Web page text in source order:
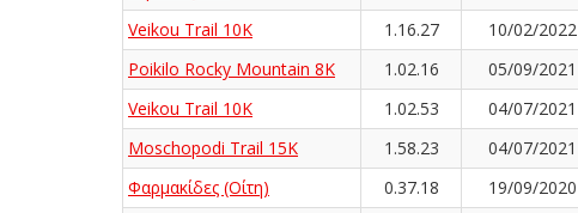
Veikou Trail 10K
1.16.27 10/02/2022
Poikilo Rocky Mountain 8K
1.02.16 05/09/2021
Veikou Trail 10K
1.02.53 04/07/2021
Moschopodi Trail 15K
1.58.23 04/07/2021
Φαρμακίδες (Οίτη)
0.37.18 19/09/2020